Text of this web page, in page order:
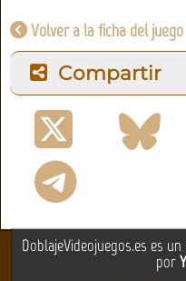
Volver a la ficha del juego
Compartir
DoblajeVideojuegos.es es
por